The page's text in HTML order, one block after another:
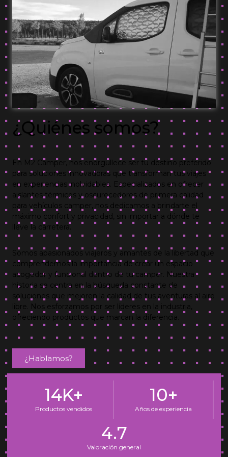
¿Quiénes somos?
En M2 Camper, nos enorgullece ser tu destino preferido
para soluciones innovadoras que transforman tus viajes
en experiencias inolvidables. Especializados en ofrecer
aislantes térmicos y oscurecedores de primera calidad
para vehículos camper, nos dedicamos a brindarte el
máximo confort y privacidad, sin importar a dónde te
lleve la carretera.
Somos apasionados viajeros y amantes de la libertad que
comprendemos la importancia de crear un espacio
acogedor y funcional dentro de tu camper. Nuestra
historia se centra en la búsqueda constante de
soluciones que mejoren la calidad de tus aventuras al aire
libre. Nos esforzamos por ser líderes en la industria,
ofreciendo productos que marcan la diferencia.
¿Hablamos?
Productos vendidos
14K+
Años de experiencia
10+
Valoración general
4.7